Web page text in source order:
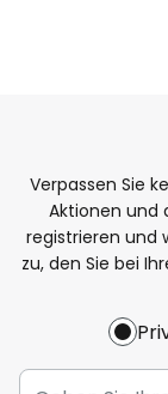
Verpassen Sie
Aktionen und
registrieren und
zu, den Sie bei